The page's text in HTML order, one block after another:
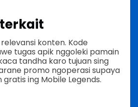
konten. Kode
tugas apik nggoleki pamain
tandha karo tujuan sing
promo ngoperasi supaya
ing Mobile Legends.